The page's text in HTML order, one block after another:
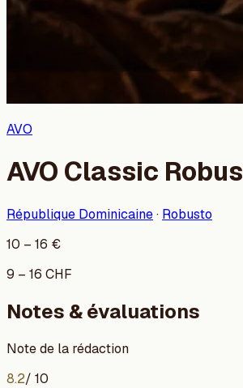
AVO
AVO Classic
République Dominicaine· Robusto
10 – 16 €
9 – 16 CHF
Notes & évaluations
Note de la rédaction
8.2/ 10